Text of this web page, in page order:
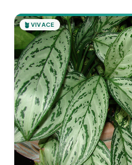
🪴 VIVACE